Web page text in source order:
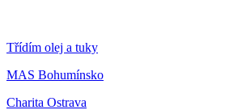
Třídím olej a tuky
MAS Bohumínsko
Charita Ostrava